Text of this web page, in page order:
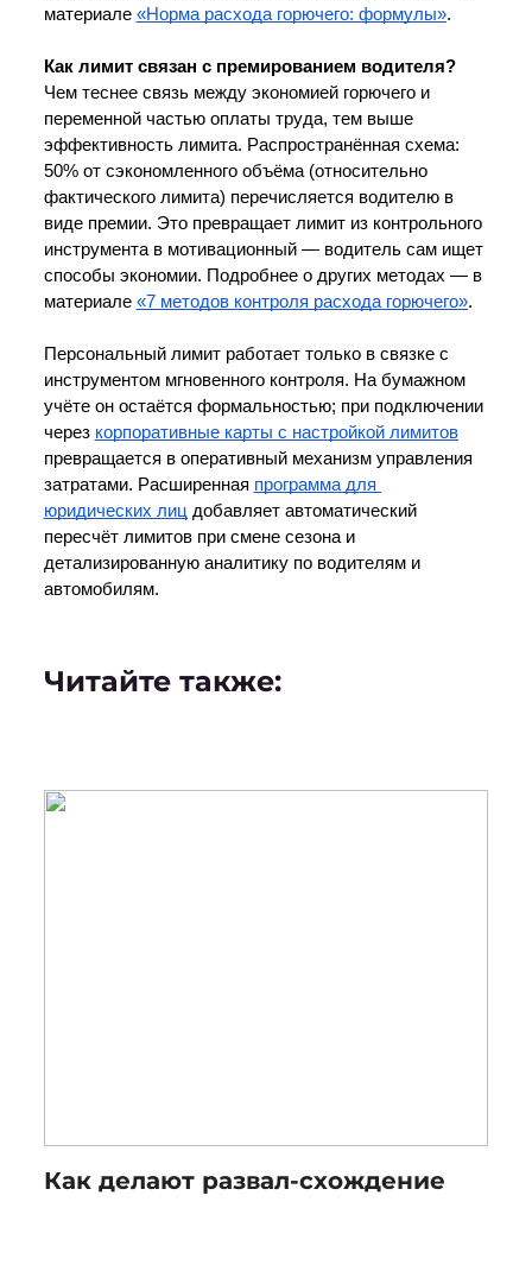
материале «Норма расхода горючего: формулы».
Как лимит связан с премированием водителя?
Чем теснее связь между экономией горючего и
переменной частью оплаты труда, тем выше
эффективность лимита. Распространённая схема:
50% от сэкономленного объёма (относительно
фактического лимита) перечисляется водителю в
виде премии. Это превращает лимит из контрольного
инструмента в мотивационный — водитель сам ищет
способы экономии. Подробнее о других методах — в
материале «7 методов контроля расхода горючего».
Персональный лимит работает только в связке с
инструментом мгновенного контроля. На бумажном
учёте он остаётся формальностью; при подключении
через корпоративные карты с настройкой лимитов
превращается в оперативный механизм управления
затратами. Расширенная программа для
юридических лиц добавляет автоматический
пересчёт лимитов при смене сезона и
детализированную аналитику по водителям и
автомобилям.
Читайте также:
Как делают развал-схождение